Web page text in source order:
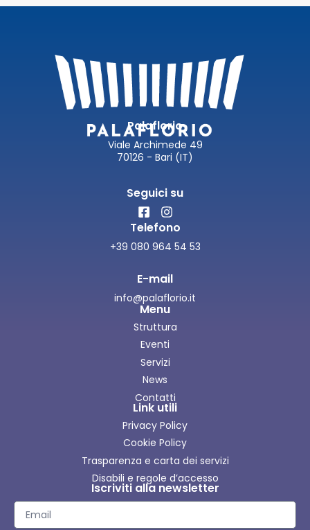
Palaflorio
Viale Archimede 49
70126 - Bari (IT)
Seguici su
Telefono
+39 080 964 54 53
E-mail
info@palaflorio.it
Menu
Struttura
Eventi
Servizi
News
Contatti
Link utili
Privacy Policy
Cookie Policy
Trasparenza e carta dei servizi
Disabili e regole d’accesso
Iscriviti alla newsletter